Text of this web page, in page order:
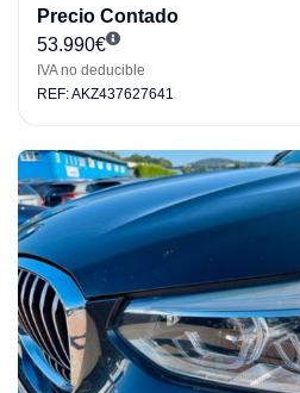
Precio Contado
53.990€
IVA no deducible
REF: AKZ437627641